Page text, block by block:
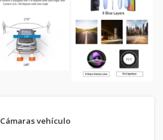
Cámaras vehículo